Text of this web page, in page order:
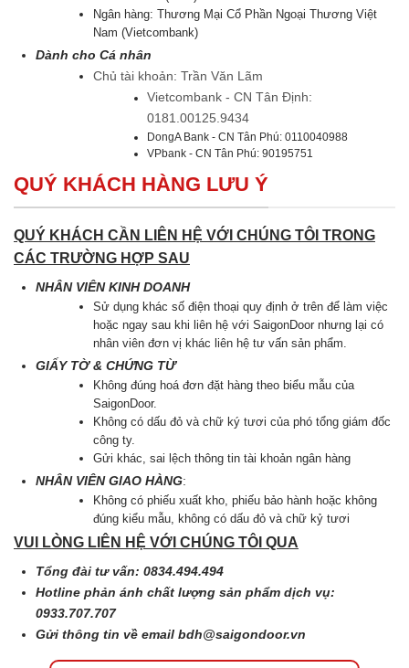
Ngân hàng: Thương Mại Cổ Phần Ngoại Thương Việt
Nam (Vietcombank)
Dành cho Cá nhân
Chủ tài khoản: Trần Văn Lãm
Vietcombank - CN Tân Định:
0181.00125.9434
DongA Bank - CN Tân Phú: 0110040988
VPbank - CN Tân Phú: 90195751
QUÝ KHÁCH HÀNG LƯU Ý
QUÝ KHÁCH CẦN LIÊN HỆ VỚI CHÚNG TÔI TRONG
CÁC TRƯỜNG HỢP SAU
NHÂN VIÊN KINH DOANH
Sử dụng khác số điện thoại quy định ở trên để làm việc
hoặc ngay sau khi liên hệ với SaigonDoor nhưng lại có
nhân viên đơn vị khác liên hệ tư vấn sản phẩm.
GIẤY TỜ & CHỨNG TỪ
Không đúng hoá đơn đặt hàng theo biểu mẫu của
SaigonDoor.
Không có dấu đỏ và chữ ký tươi của phó tổng giám đốc
công ty.
Gửi khác, sai lệch thông tin tài khoản ngân hàng
NHÂN VIÊN GIAO HÀNG:
Không có phiếu xuất kho, phiếu bảo hành hoặc không
đúng kiểu mẫu, không có dấu đỏ và chữ kỷ tươi
VUI LÒNG LIÊN HỆ VỚI CHÚNG TÔI QUA
Tổng đài tư vấn: 0834.494.494
Hotline phản ánh chất lượng sản phẩm dịch vụ:
0933.707.707
Gửi thông tin về emailbdh@saigondoor.vn